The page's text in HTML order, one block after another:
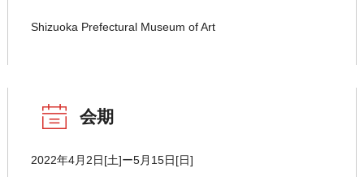
Shizuoka Prefectural Museum of Art
会期
2022年4月2日[土]ー5月15日[日]